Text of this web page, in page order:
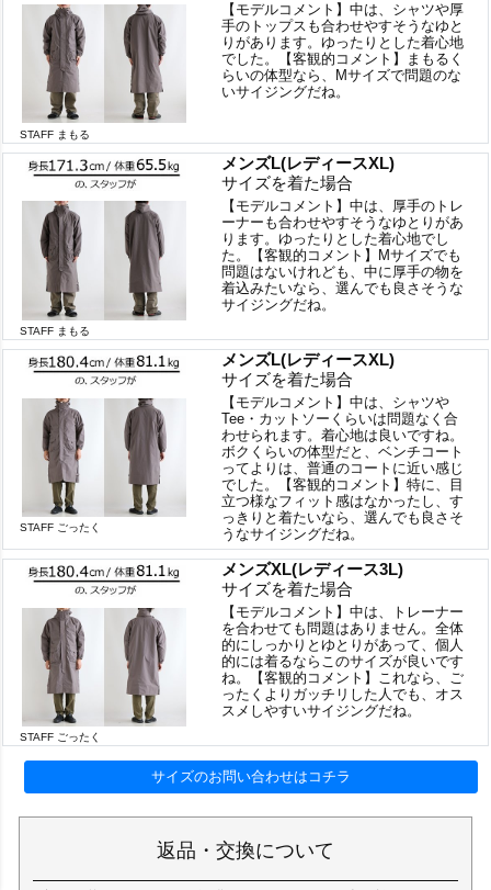
STAFF まもる
【モデルコメント】中は、シャツや厚
手のトップスも合わせやすそうなゆと
りがあります。ゆったりとした着心地
でした。【客観的コメント】まもるく
らいの体型なら、Mサイズで問題のな
いサイジングだね。
メンズL(レディースXL)
サイズを着た場合
STAFF まもる
【モデルコメント】中は、厚手のトレ
ーナーも合わせやすそうなゆとりがあ
ります。ゆったりとした着心地でし
た。【客観的コメント】Mサイズでも
問題はないけれども、中に厚手の物を
着込みたいなら、選んでも良さそうな
サイジングだね。
メンズL(レディースXL)
サイズを着た場合
STAFF ごったく
【モデルコメント】中は、シャツや
Tee・カットソーくらいは問題なく合
わせられます。着心地は良いですね。
ボクくらいの体型だと、ベンチコート
ってよりは、普通のコートに近い感じ
でした。【客観的コメント】特に、目
立つ様なフィット感はなかったし、す
っきりと着たいなら、選んでも良さそ
うなサイジングだね。
メンズXL(レディース3L)
サイズを着た場合
STAFF ごったく
【モデルコメント】中は、トレーナー
を合わせても問題はありません。全体
的にしっかりとゆとりがあって、個人
的には着るならこのサイズが良いです
ね。【客観的コメント】これなら、ご
ったくよりガッチリした人でも、オス
スメしやすいサイジングだね。
サイズのお問い合わせはコチラ
返品・交換について